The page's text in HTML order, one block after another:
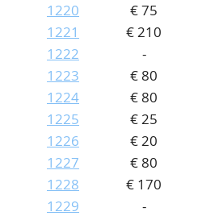
1220
€ 75
1221
€ 210
1222
-
1223
€ 80
1224
€ 80
1225
€ 25
1226
€ 20
1227
€ 80
1228
€ 170
1229
-